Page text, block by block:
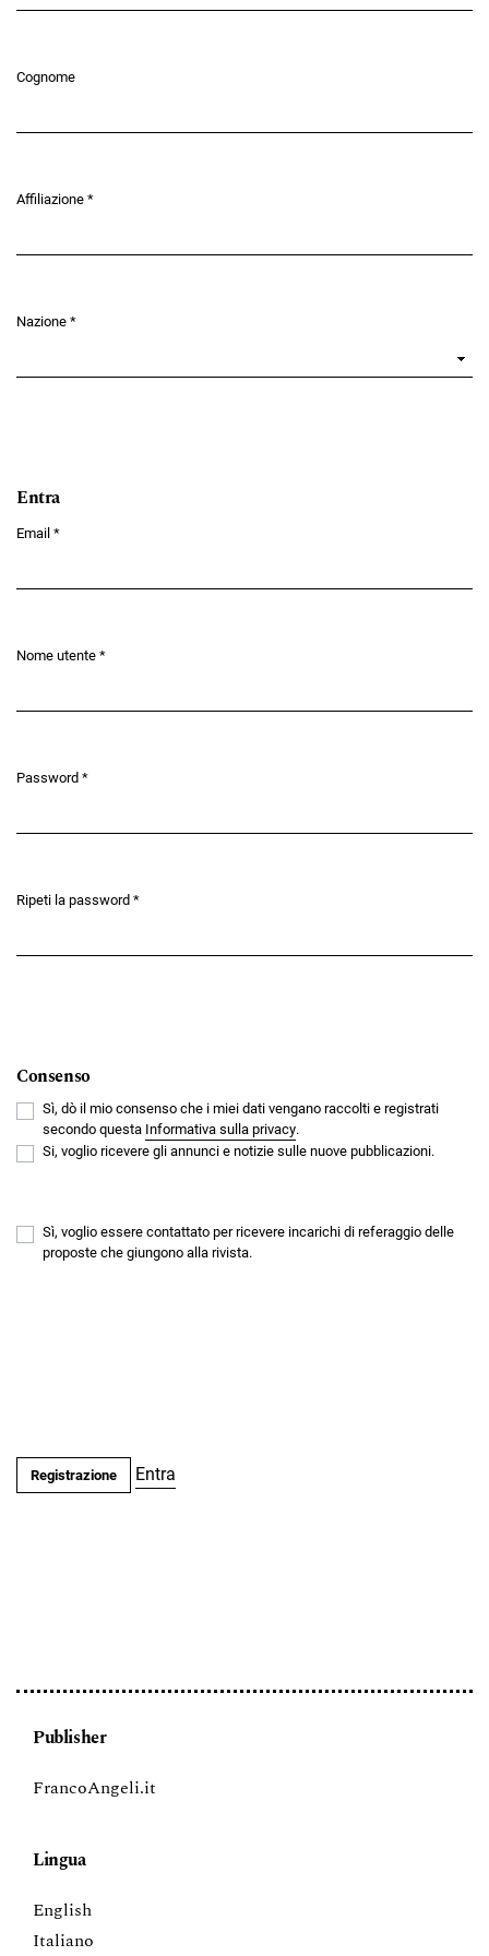
Cognome
Affiliazione *
Nazione *
Entra
Email *
Nome utente *
Password *
Ripeti la password *
Consenso
Sì, dò il mio consenso che i miei dati vengano raccolti e registrati
secondo questa Informativa sulla privacy.
Si, voglio ricevere gli annunci e notizie sulle nuove pubblicazioni.
Sì, voglio essere contattato per ricevere incarichi di referaggio delle
proposte che giungono alla rivista.
Registrazione Entra
Publisher
FrancoAngeli.it
Lingua
English
Italiano